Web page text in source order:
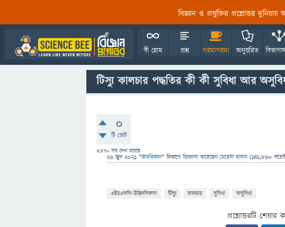
বিজ্ঞান ও প্রযুক্তির প্রশ্নোত্তর
বী হোম প্রশ্ন গরমাগরম! অনুত্তরিত
টিস্যু কালচার পদ্ধতির কী কী সুবিধা আর
0
টি ভোট
3,570 বার দেখা হয়েছে
26 জুন 2021 "জীববিজ্ঞান" বিভাগে জিজ্ঞাসাকরেছেনমেহেদী হাসান (141,860
এইচএসসি-উদ্ভিদবিজ্ঞান টিস্যু কালচার সুবিধা অসুবিধা
প্রশ্নোত্তরটি